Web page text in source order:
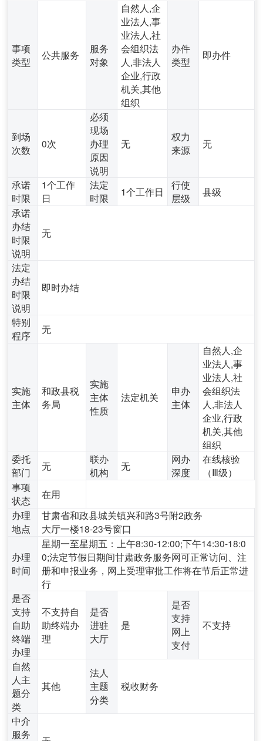
事项
类型
公共服务
服务
对象
自然人,企
业法人,事
业法人,社
会组织法
人,非法人
企业,行政
机关,其他
组织
办件
类型
即办件
到场
次数
0次
必须
现场
办理
原因
说明
无
权力
来源
无
承诺
时限
1个工作
日
法定
时限
1个工作日
行使
层级
县级
承诺
办结
时限
说明
无
法定
办结
时限
说明
即时办结
特别
程序
无
实施
主体
和政县税
务局
实施
主体
性质
法定机关
申办
主体
自然人,企
业法人,事
业法人,社
会组织法
人,非法人
企业,行政
机关,其他
组织
委托
部门
无
联办
机构
无
网办
深度
在线核验
（Ⅲ级）
事项
状态
在用
办理
地点
甘肃省和政县城关镇兴和路3号附2政务
大厅一楼18-23号窗口
办理
时间
星期一至星期五：上午8:30-12:00;下午14:30-18:0
0;法定节假日期间甘肃政务服务网可正常访问、注
册和申报业务，网上受理审批工作将在节后正常进
行
是否
支持
自助
终端
办理
不支持自
助终端办
理
是否
进驻
大厅
是
是否
支持
网上
支付
不支持
自然
人主
题分
类
其他
法人
主题
分类
税收财务
中介
服务